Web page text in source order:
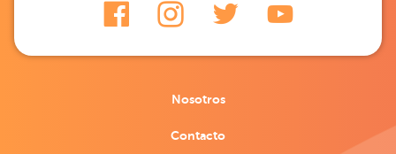
Nosotros
Contacto